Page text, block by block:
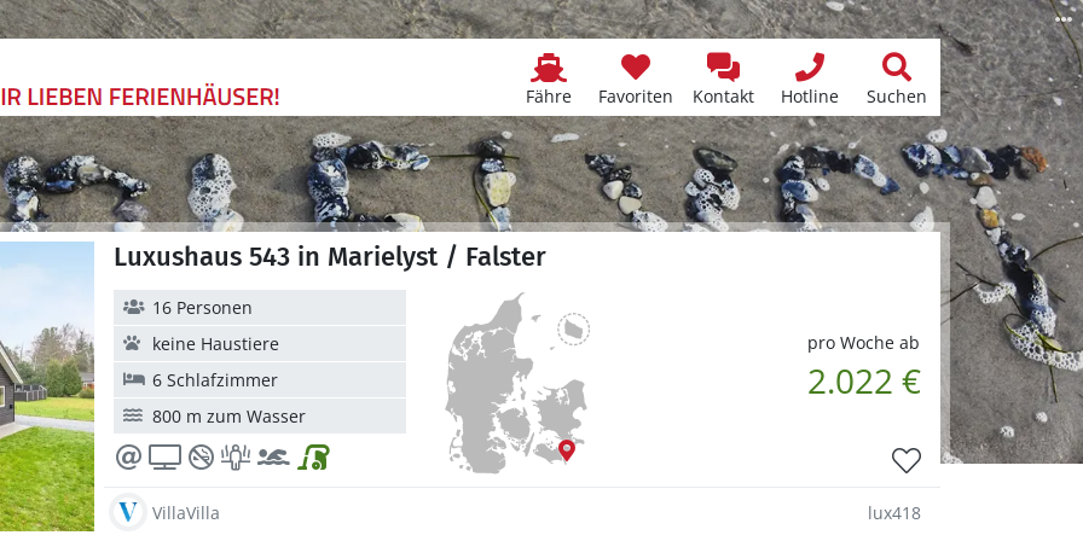
Fähre Favoriten Kontakt Hotline Suchen
Luxushaus 543 in Marielyst / Falster
pro Woche ab
2.022 €
16 Personen
keine Haustiere
6 Schlafzimmer
800 m zum Wasser
VillaVilla lux418